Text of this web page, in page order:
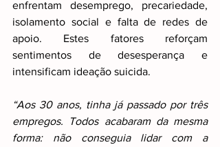
enfrentam desemprego, precariedade,
isolamento social e falta de redes de
apoio. Estes fatores reforçam
sentimentos de desesperança e
intensificam ideação suicida.
“Aos 30 anos, tinha já passado por três
empregos. Todos acabaram da mesma
forma: não conseguia lidar com a